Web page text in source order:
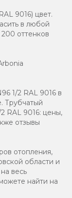
9016) цвет.
в любой
оттенков
1/2 RAL 9016 в
Трубчатый
RAL 9016: цены,
отзывы
отопления,
области и
весь
найти на